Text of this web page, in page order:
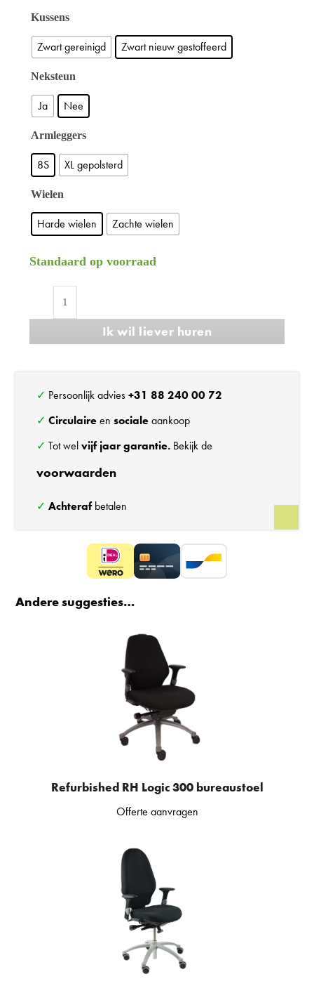
Kussens
Zwart gereinigd Zwart nieuw gestoffeerd
Neksteun
Ja Nee
Armleggers
8S XL gepolsterd
Wielen
Harde wielen Zachte wielen
Standaard op voorraad
Ik wil liever huren
✓ Persoonlijk advies+31 88 240 00 72
✓Circulaireensocialeaankoop
✓ Tot welvijf jaar garantie. Bekijk de
voorwaarden
✓Achterafbetalen
Andere suggesties…
Refurbished RH Logic 300 bureaustoel
Offerte aanvragen